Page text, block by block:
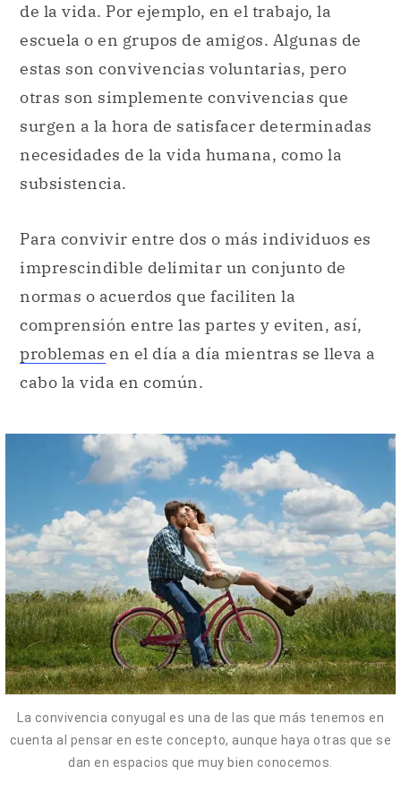
de la vida. Por ejemplo, en el trabajo, la
escuela o en grupos de amigos. Algunas de
estas son convivencias voluntarias, pero
otras son simplemente convivencias que
surgen a la hora de satisfacer determinadas
necesidades de la vida humana, como la
subsistencia.
Para convivir entre dos o más individuos es
imprescindible delimitar un conjunto de
normas o acuerdos que faciliten la
comprensión entre las partes y eviten, así,
problemas en el día a día mientras se lleva a
cabo la vida en común.
La convivencia conyugal es una de las que más tenemos en
cuenta al pensar en este concepto, aunque haya otras que se
dan en espacios que muy bien conocemos.